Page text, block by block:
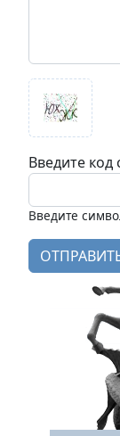
Введите код
Введите